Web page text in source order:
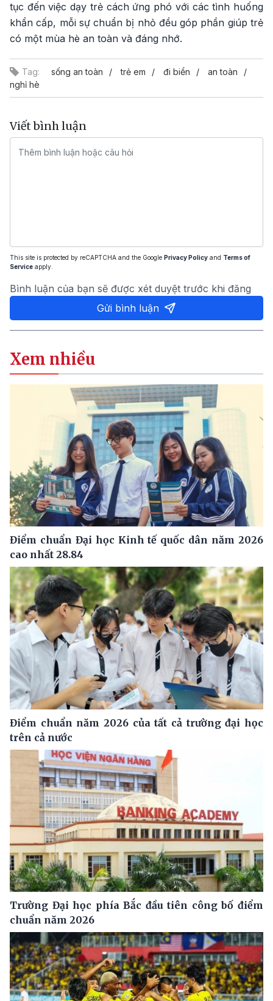
tục đến việc dạy trẻ cách ứng phó với các tình huống
khẩn cấp, mỗi sự chuẩn bị nhỏ đều góp phần giúp trẻ
có một mùa hè an toàn và đáng nhớ.
Tag: sống an toàn trẻ em đi biển
an toàn
nghỉ hè
Viết bình luận
This site is protected by reCAPTCHA and the Google Privacy Policy and Terms of
Service apply.
Bình luận của bạn sẽ được xét duyệt trước khi đăng
Gửi bình luận
Xem nhiều
Điểm chuẩn Đại học Kinh tế quốc dân năm 2026
cao nhất 28.84
Điểm chuẩn năm 2026 của tất cả trường đại học
trên cả nước
Trường Đại học phía Bắc đầu tiên công bố điểm
chuẩn năm 2026